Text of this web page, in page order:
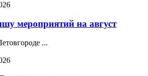
мероприятий на август
...